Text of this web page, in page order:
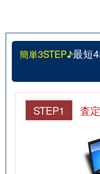
簡単3STEP♪最短
STEP1 査